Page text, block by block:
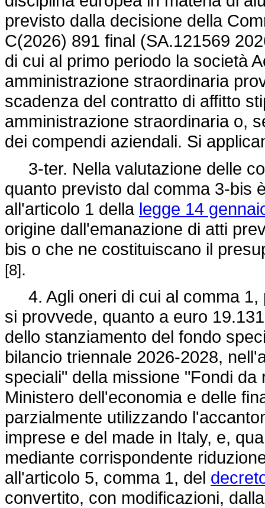
previsto dalla decisione della
C(2026) 891 final (SA.121569
di cui al primo periodo la società
amministrazione straordinaria
scadenza del contratto di affitto
amministrazione straordinaria o,
dei compendi aziendali. Si
3-ter. Nella valutazione delle
quanto previsto dal comma 3-bis
all'articolo 1 della legge 14
origine dall'emanazione di atti
bis o che ne costituiscano il
[8].
4. Agli oneri di cui al comma 1,
si provvede, quanto a euro
dello stanziamento del fondo
bilancio triennale 2026-2028,
speciali" della missione "Fondi
Ministero dell'economia e delle
parzialmente utilizzando
imprese e del made in Italy, e,
mediante corrispondente
all'articolo 5, comma 1, del
convertito, con modificazioni,